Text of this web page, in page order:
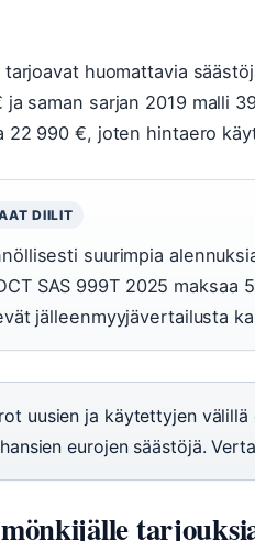
huomattavia
saman sarjan 2019 malli
22 990 €, joten hintaero
DIILIT
suurimpia
SAS 999T 2025
jälleenmyyjävertailusta
uusien ja käytettyjen
eurojen säästöjä.